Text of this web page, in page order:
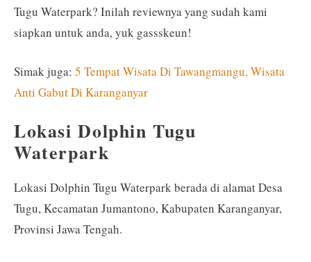
Tugu Waterpark? Inilah reviewnya yang sudah kami
siapkan untuk anda, yuk gassskeun!
Simak juga: 5 Tempat Wisata Di Tawangmangu, Wisata
Anti Gabut Di Karanganyar
Lokasi Dolphin Tugu
Waterpark
Lokasi Dolphin Tugu Waterpark berada di alamat Desa
Tugu, Kecamatan Jumantono, Kabupaten Karanganyar,
Provinsi Jawa Tengah.